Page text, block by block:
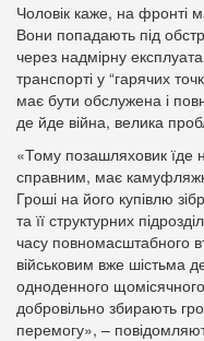
Чоловік каже, на фронті
Вони попадають під
через надмірну
транспорті у “гарячих
має бути обслужена і
де йде війна, велика
«Тому позашляховик їде
справним, має
Гроші на його купівлю
та її структурних
часу повномасштабного
військовим вже шістьма
одноденного щомісячного
добровільно збирають
перемогу», –